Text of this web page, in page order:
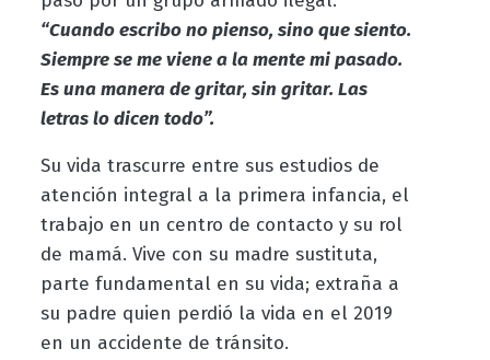
“Cuando escribo no pienso, sino que siento.
Siempre se me viene a la mente mi pasado.
Es una manera de gritar, sin gritar. Las
letras lo dicen todo”.
Su vida trascurre entre sus estudios de
atención integral a la primera infancia, el
trabajo en un centro de contacto y su rol
de mamá. Vive con su madre sustituta,
parte fundamental en su vida; extraña a
su padre quien perdió la vida en el 2019
en un accidente de tránsito.